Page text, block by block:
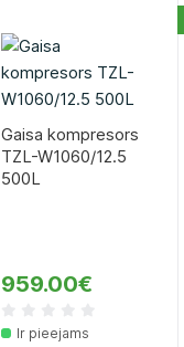
Gaisa kompresors
TZL-W1060/12.5
500L
959.00€
Ir pieejams